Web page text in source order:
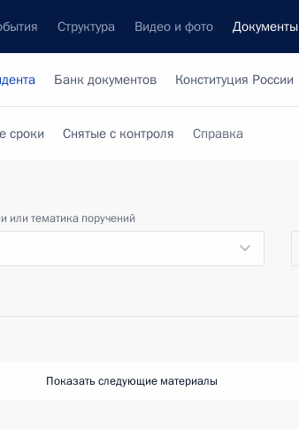
Структура Видео и фото Документы
Банк документов Конституция России
сроки Снятые с контроля Справка
или тематика поручений
Показать следующие материалы